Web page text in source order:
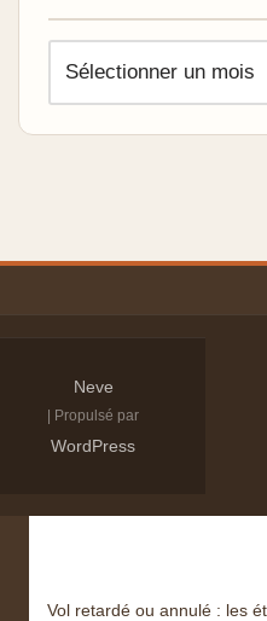
Neve
| Propulsé par
WordPress
Vol retardé ou annulé : les